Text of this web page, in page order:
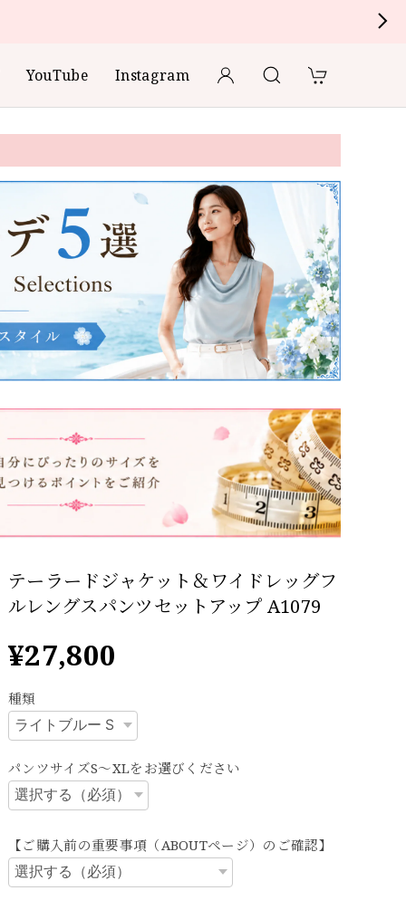
YouTube Instagram
テーラードジャケット＆ワイドレッグフ
ルレングスパンツセットアップ A1079
¥27,800
種類
パンツサイズS～XLをお選びください
【ご購入前の重要事項（ABOUTページ）のご確認】